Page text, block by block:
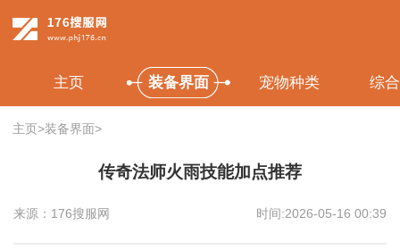
主页 装备界面 宠物种类 综
主页>装备界面>
传奇法师火雨技能加点推荐
来源：176搜服网 时间:2026-05-16 00:39